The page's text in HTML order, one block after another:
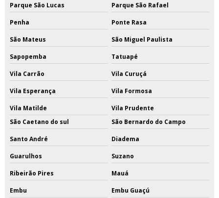
Parque São Lucas Parque São Rafael
Penha Ponte Rasa
São Mateus São Miguel Paulista
Sapopemba Tatuapé
Vila Carrão Vila Curuçá
Vila Esperança Vila Formosa
Vila Matilde
Vila Prudente
São Caetano do sul
São Bernardo do Campo
Santo André Diadema
Guarulhos Suzano
Ribeirão Pires Mauá
Embu Embu Guaçú